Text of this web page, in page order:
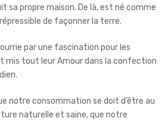
sa propre maison. De là, est né comme
de façonner la terre.
par une fascination pour les
mis tout leur Amour dans la confection
notre consommation se doit d’être au
naturelle et saine, que notre